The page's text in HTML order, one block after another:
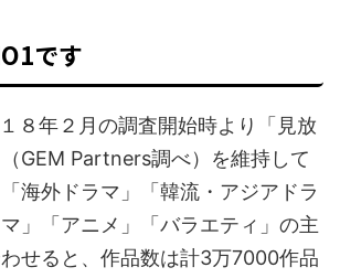
です
８年２月の調査開始時より「見放
GEM Partners調べ）を維持して
海外ドラマ」「韓流・アジアドラ
」「アニメ」「バラエティ」の主
せると、作品数は計3万7000作品